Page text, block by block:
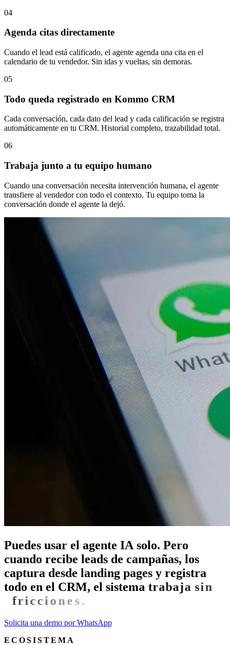
04
Agenda citas directamente
Cuando el lead está calificado, el agente agenda una cita en el
calendario de tu vendedor. Sin idas y vueltas, sin demoras.
05
Todo queda registrado en Kommo CRM
Cada conversación, cada dato del lead y cada calificación se registra
automáticamente en tu CRM. Historial completo, trazabilidad total.
06
Trabaja junto a tu equipo humano
Cuando una conversación necesita intervención humana, el agente
transfiere al vendedor con todo el contexto. Tu equipo toma la
conversación donde el agente la dejó.
Puedes usar el agente IA solo. Pero
cuando recibe leads de campañas, los
captura desde landing pages y registra
todo en el CRM, el sistema trabaja s in
ricciones.
Solicita una demo por WhatsApp
ECOSISTEMA